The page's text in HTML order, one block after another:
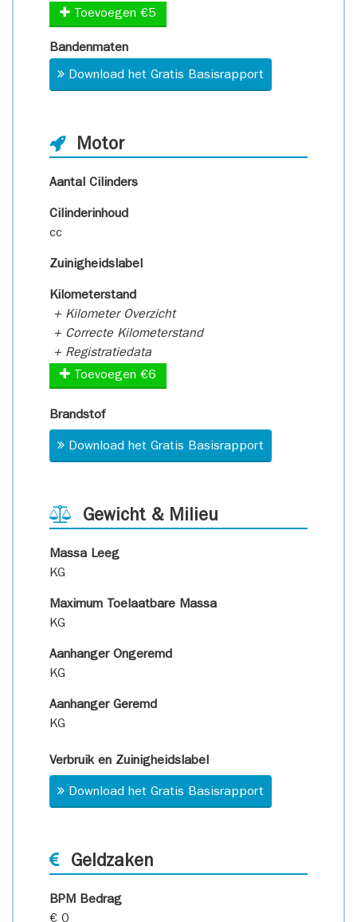
Toevoegen €5
Bandenmaten
Download het Gratis Basisrapport
Motor
Aantal Cilinders
Cilinderinhoud
cc
Zuinigheidslabel
Kilometerstand
+ Kilometer Overzicht
+ Correcte Kilometerstand
+ Registratiedata
Toevoegen €6
Brandstof
Download het Gratis Basisrapport
Gewicht & Milieu
Massa Leeg
KG
Maximum Toelaatbare Massa
KG
Aanhanger Ongeremd
KG
Aanhanger Geremd
KG
Verbruik en Zuinigheidslabel
Download het Gratis Basisrapport
Geldzaken
BPM Bedrag